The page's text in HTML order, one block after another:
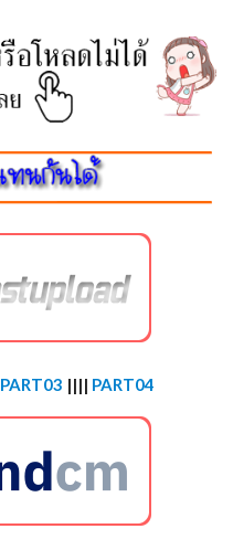
PART03 |||| PART04